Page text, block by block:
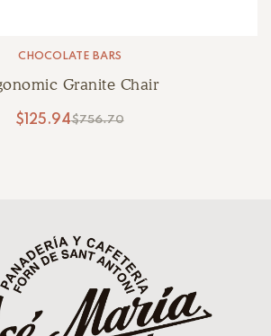
CHOCOLATE BARS
Granite Chair
$756.70
$ 125.94